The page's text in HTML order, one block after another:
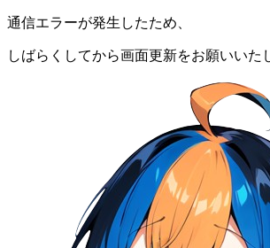
通信エラーが発生したため、
しばらくしてから画面更新をお願いいた